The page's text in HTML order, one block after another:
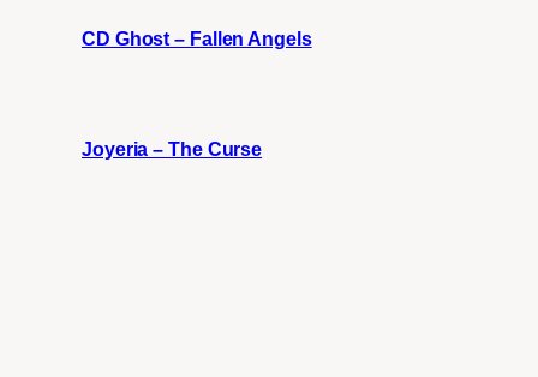
CD Ghost – Fallen Angels
Joyeria – The Curse